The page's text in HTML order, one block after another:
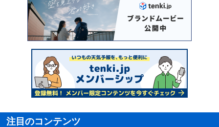
注目のコンテンツ